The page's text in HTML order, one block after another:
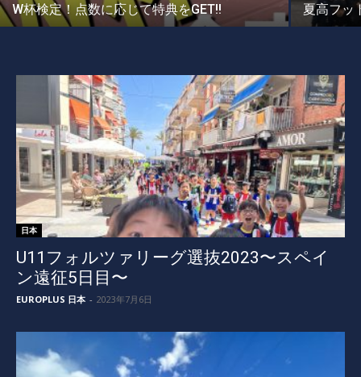
W杯検定！点数に応じて特典をGET!! 夏高フッ
日本
U11フォルツァリーグ選抜2023〜スペイ
ン遠征5日目〜
EUROPLUS 日本 - 2023年7月6日